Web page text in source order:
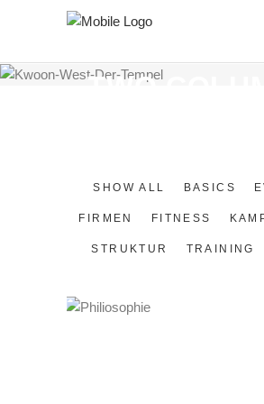
TWO
SHOW ALL BASICS
FIRMEN FITNESS
STRUKTUR TRAINING